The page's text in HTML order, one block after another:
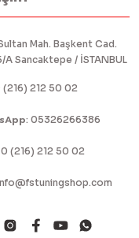
Mah. Başkent Cad.
A Sancaktepe / İSTANBUL
(216) 212 50 02
: 05326266386
0 (216) 212 50 02